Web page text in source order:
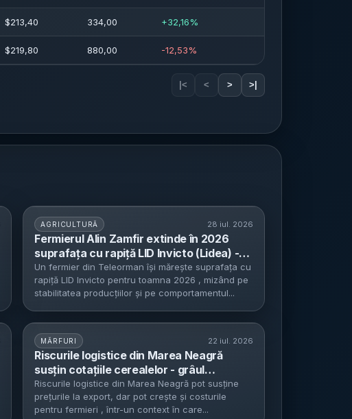
$213,40 334,00 +32,16%
$219,80 880,00 -12,53%
|< < > >|
AGRICULTURĂ 28 iul. 2026
Fermierul Alin Zamfir extinde în 2026
suprafața cu rapiță LID Invicto (Lidea) -
estimare de 4 t/ha și accent pe eficiența
utilizării azotului
Un fermier din Teleorman își mărește suprafața cu
rapiță LID Invicto pentru toamna 2026 , mizând pe
stabilitatea producțiilor și pe comportamentul...
MĂRFURI 22 iul. 2026
Riscurile logistice din Marea Neagră
susțin cotațiile cerealelor - grâul
ucrainean se ieftinește pe fondul
recoltării, cu posibile efecte asupra
exporturilor prin Constanța
Riscurile logistice din Marea Neagră pot susține
prețurile la export, dar pot crește și costurile
pentru fermieri , într-un context în care...